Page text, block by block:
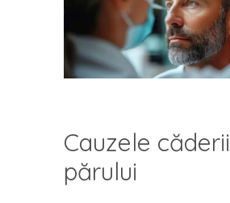
Cauzele căderii
părului